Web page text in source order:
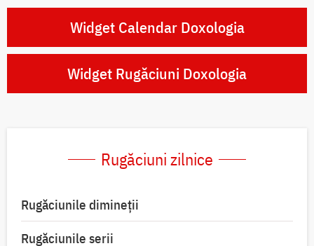
Widget Calendar Doxologia
Widget Rugăciuni Doxologia
Rugăciuni zilnice
Rugăciunile dimineții
Rugăciunile serii